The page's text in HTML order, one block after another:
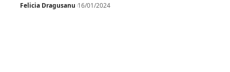
Felicia Dragusanu 16/01/2024